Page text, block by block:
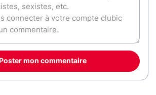
Poster mon commentaire